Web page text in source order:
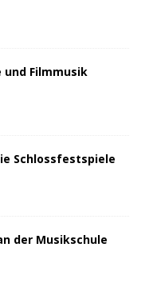
Filmmusik
Schlossfestspiele
der Musikschule